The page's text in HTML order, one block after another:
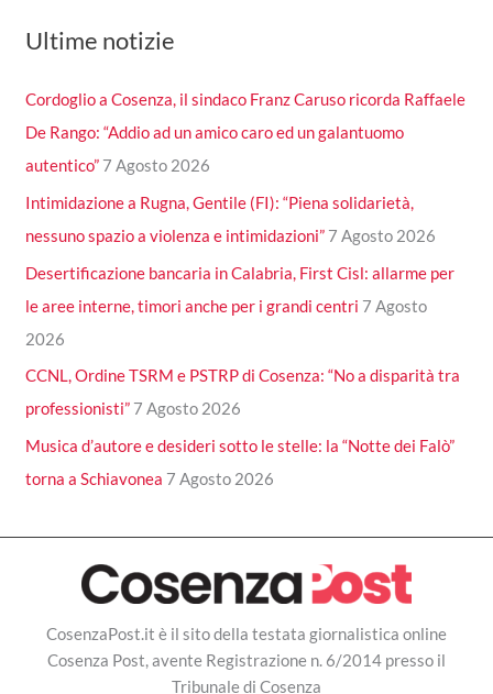
Ultime notizie
Cordoglio a Cosenza, il sindaco Franz Caruso ricorda Raffaele
De Rango: “Addio ad un amico caro ed un galantuomo
autentico” 7 Agosto 2026
Intimidazione a Rugna, Gentile (FI): “Piena solidarietà,
nessuno spazio a violenza e intimidazioni” 7 Agosto 2026
Desertificazione bancaria in Calabria, First Cisl: allarme per
le aree interne, timori anche per i grandi centri 7 Agosto
2026
CCNL, Ordine TSRM e PSTRP di Cosenza: “No a disparità tra
professionisti” 7 Agosto 2026
Musica d’autore e desideri sotto le stelle: la “Notte dei Falò”
torna a Schiavonea 7 Agosto 2026
CosenzaPost.it è il sito della testata giornalistica online
Cosenza Post, avente Registrazione n. 6/2014 presso il
Tribunale di Cosenza